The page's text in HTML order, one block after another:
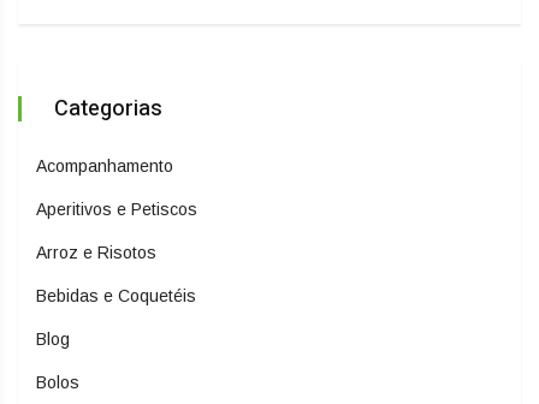
Categorias
Acompanhamento
Aperitivos e Petiscos
Arroz e Risotos
Bebidas e Coquetéis
Blog
Bolos